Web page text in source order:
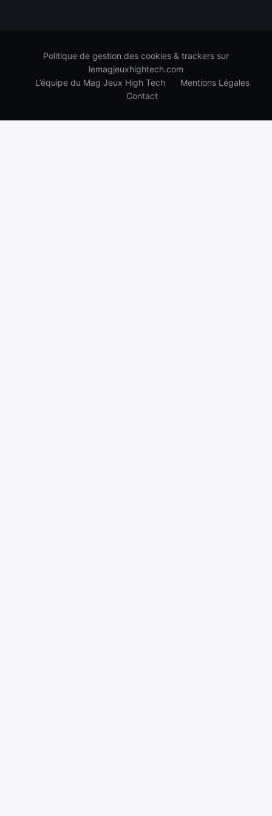
Politique de gestion des cookies & trackers sur
lemagjeuxhightech.com
L’équipe du Mag Jeux High Tech
Mentions Légales
Contact